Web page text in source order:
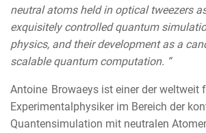
neutral atoms held in optical tweezers
exquisitely controlled quantum
physics, and their development as a
scalable quantum computation. “
Antoine Browaeys ist einer der weltweit
Experimentalphysiker im Bereich der
Quantensimulation mit neutralen